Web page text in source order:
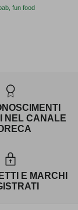
fun food
NEL CANALE
E MARCHI